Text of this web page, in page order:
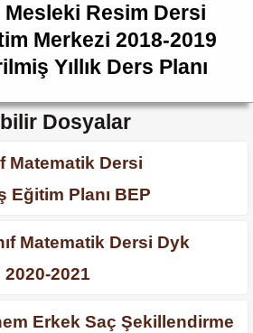
Mesleki Resim Dersi
Merkezi 2018-2019
Yıllık Ders Planı
Dosyalar
Matematik Dersi
Planı BEP
Matematik Dersi Dyk
2020-2021
Erkek Saç Şekillendirme